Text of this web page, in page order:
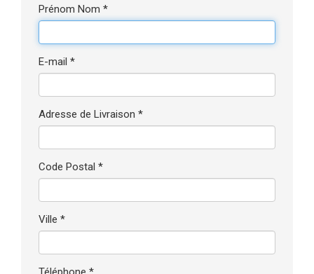
Prénom Nom *
E-mail *
Adresse de Livraison *
Code Postal *
Ville *